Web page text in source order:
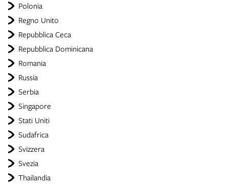
Polonia
Regno Unito
Repubblica Ceca
Repubblica Dominicana
Romania
Russia
Serbia
Singapore
Stati Uniti
Sudafrica
Svizzera
Svezia
Thailandia